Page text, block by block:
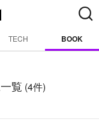
TECH BOOK
覧 (4件)